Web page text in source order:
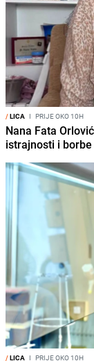
/LICA I PRIJE OKO 10H
Nana Fata
istrajnosti i
/LICA I PRIJE OKO 10H